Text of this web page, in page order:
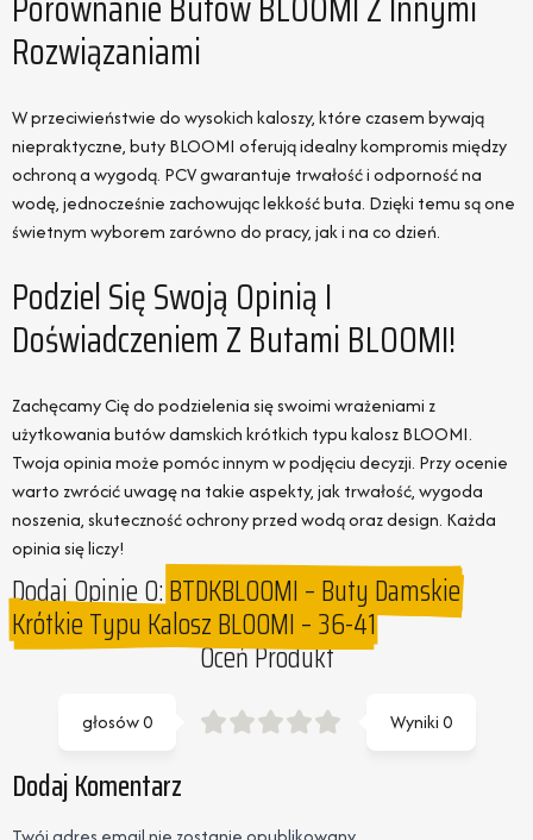
Rozwiązaniami
W przeciwieństwie do wysokich kaloszy, które czasem bywają
niepraktyczne, buty BLOOMI oferują idealny kompromis między
ochroną a wygodą. PCV gwarantuje trwałość i odporność na
wodę, jednocześnie zachowując lekkość buta. Dzięki temu są one
świetnym wyborem zarówno do pracy, jak i na co dzień.
Podziel Się Swoją Opinią I
Doświadczeniem Z Butami BLOOMI!
Zachęcamy Cię do podzielenia się swoimi wrażeniami z
użytkowania butów damskich krótkich typu kalosz BLOOMI.
Twoja opinia może pomóc innym w podjęciu decyzji. Przy ocenie
warto zwrócić uwagę na takie aspekty, jak trwałość, wygoda
noszenia, skuteczność ochrony przed wodą oraz design. Każda
opinia się liczy!
Dodaj Opinie O:BTDKBLOOMI – Buty Damskie
Krótkie Typu Kalosz BLOOMI – 36-41
Oceń Produkt
Wyniki0
głosów0
Dodaj Komentarz